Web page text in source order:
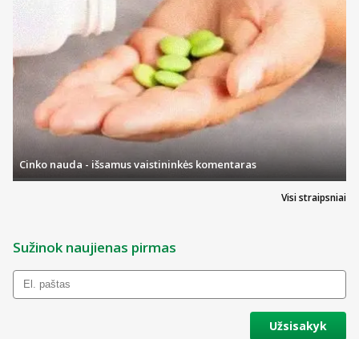
Visi straipsniai
Cinko nauda - išsamus vaistininkės komentaras
Sužinok naujienas pirmas
Užsisakyk